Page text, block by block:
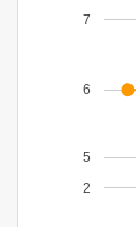
2
5
6
7